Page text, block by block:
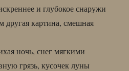
и глубокое снаружи
другая картина, смешная
ночь, снег мягкими
грязь, кусочек луны